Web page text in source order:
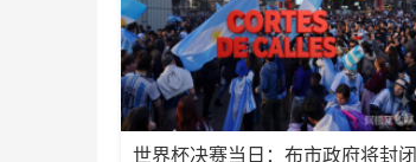
世界杯决赛当日：布市政府将封闭